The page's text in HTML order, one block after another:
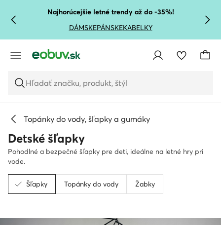
PREJSŤ NA HLAVNÝ OBSAH
PREJSŤ NA VYHĽADÁVANIE
Najhorúcejšie letné trendy až do -35%!
DÁMSKEPÁNSKEKABELKY
Hľadať značku, produkt, štýl
Topánky do vody, šľapky a gumáky
Detské šľapky
Pohodlné a bezpečné šľapky pre deti, ideálne na letné hry pri
vode.
Šľapky Topánky do vody Žabky